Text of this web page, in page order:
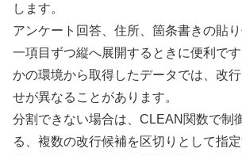
します。
アンケート回答、住所、箇条書きの貼
一項目ずつ縦へ展開するときに便利で
かの環境から取得したデータでは、改
せが異なることがあります。
分割できない場合は、CLEAN関数で制
る、複数の改行候補を区切りとして指